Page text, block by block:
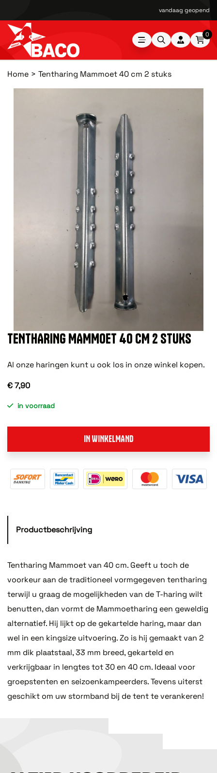
vandaag geopend
0
Home Tentharing Mammoet 40 cm 2 stuks
TENTHARING MAMMOET 40 CM 2 STUKS
Al onze haringen kunt u ook los in onze winkel kopen.
€ 7,90
in voorraad
IN WINKELMAND
Productbeschrijving
Tentharing Mammoet van 40 cm. Geeft u toch de
voorkeur aan de traditioneel vormgegeven tentharing
terwijl u graag de mogelijkheden van de T-haring wilt
benutten, dan vormt de Mammoetharing een geweldig
alternatief. Hij lijkt op de gekartelde haring, maar dan
wel in een kingsize uitvoering. Zo is hij gemaakt van 2
mm dik plaatstaal, 33 mm breed, gekarteld en
verkrijgbaar in lengtes tot 30 en 40 cm. Ideaal voor
groepstenten en seizoenkampeerders. Tevens uiterst
geschikt om uw stormband bij de tent te verankeren!